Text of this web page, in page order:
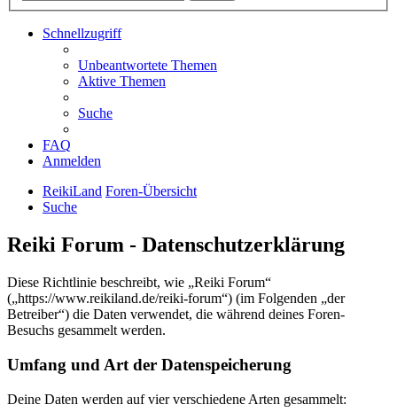
Schnellzugriff
Unbeantwortete Themen
Aktive Themen
Suche
FAQ
Anmelden
ReikiLand Foren-Übersicht
Suche
Reiki Forum - Datenschutzerklärung
Diese Richtlinie beschreibt, wie „Reiki Forum“
(„https://www.reikiland.de/reiki-forum“) (im Folgenden „der
Betreiber“) die Daten verwendet, die während deines Foren-
Besuchs gesammelt werden.
Umfang und Art der Datenspeicherung
Deine Daten werden auf vier verschiedene Arten gesammelt: